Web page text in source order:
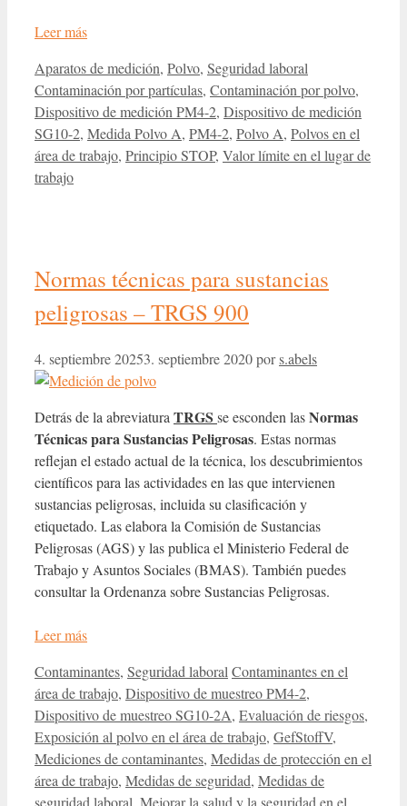
Leer más
Categorías
Aparatos de medición, Polvo, Seguridad laboral
Contaminación por partículas, Contaminación por polvo,
Dispositivo de medición PM4-2, Dispositivo de medición
SG10-2, Medida Polvo A, PM4-2, Polvo A, Polvos en el
área de trabajo, Principio STOP, Valor límite en el lugar de
trabajo
Normas técnicas para sustancias
peligrosas – TRGS 900
4. septiembre 20253. septiembre 2020pors.abels
Detrás de la abreviatura TRGS se esconden lasNormas
Técnicas para Sustancias Peligrosas. Estas normas
reflejan el estado actual de la técnica, los descubrimientos
científicos para las actividades en las que intervienen
sustancias peligrosas, incluida su clasificación y
etiquetado. Las elabora la Comisión de Sustancias
Peligrosas (AGS) y las publica el Ministerio Federal de
Trabajo y Asuntos Sociales (BMAS). También puedes
consultar la Ordenanza sobre Sustancias Peligrosas.
Leer más
Categorías
Contaminantes, Seguridad laboral Etiquetas
Contaminantes en el
área de trabajo, Dispositivo de muestreo PM4-2,
Dispositivo de muestreo SG10-2A, Evaluación de riesgos,
Exposición al polvo en el área de trabajo, GefStoffV,
Mediciones de contaminantes, Medidas de protección en el
área de trabajo, Medidas de seguridad, Medidas de
seguridad laboral, Mejorar la salud y la seguridad en el